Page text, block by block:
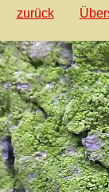
zurück